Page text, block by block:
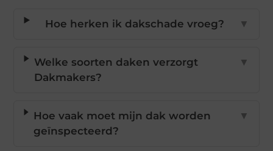
Hoe herken ik dakschade vroeg? ▼
Welke soorten daken verzorgt
Dakmakers?
▼
Hoe vaak moet mijn dak worden
geïnspecteerd?
▼